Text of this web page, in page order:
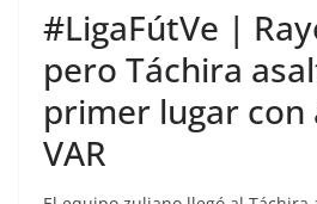
#LigaFútVe |
pero Táchira
primer lugar con
VAR